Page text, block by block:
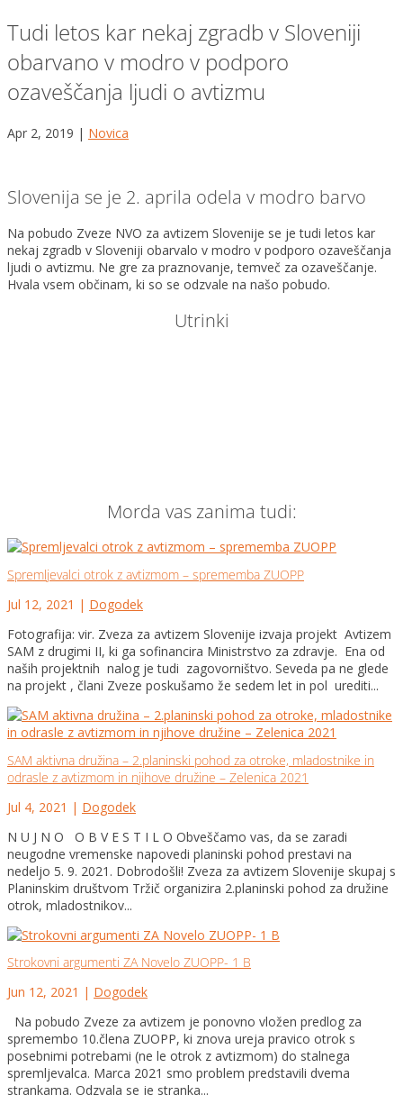
Tudi letos kar nekaj zgradb v Sloveniji
obarvano v modro v podporo
ozaveščanja ljudi o avtizmu
Apr 2, 2019 | Novica
Slovenija se je 2. aprila odela v modro barvo
Na pobudo Zveze NVO za avtizem Slovenije se je tudi letos kar
nekaj zgradb v Sloveniji obarvalo v modro v podporo ozaveščanja
ljudi o avtizmu. Ne gre za praznovanje, temveč za ozaveščanje.
Hvala vsem občinam, ki so se odzvale na našo pobudo.
Utrinki
Morda vas zanima tudi:
Spremljevalci otrok z avtizmom – sprememba ZUOPP
Jul 12, 2021 | Dogodek
Fotografija: vir. Zveza za avtizem Slovenije izvaja projekt Avtizem
SAM z drugimi II, ki ga sofinancira Ministrstvo za zdravje. Ena od
naših projektnih nalog je tudi zagovorništvo. Seveda pa ne glede
na projekt , člani Zveze poskušamo že sedem let in pol urediti...
SAM aktivna družina – 2.planinski pohod za otroke, mladostnike in
odrasle z avtizmom in njihove družine – Zelenica 2021
Jul 4, 2021 | Dogodek
N U J N O O B V E S T I L O Obveščamo vas, da se zaradi
neugodne vremenske napovedi planinski pohod prestavi na
nedeljo 5. 9. 2021. Dobrodošli! Zveza za avtizem Slovenije skupaj s
Planinskim društvom Tržič organizira 2.planinski pohod za družine
otrok, mladostnikov...
Strokovni argumenti ZA Novelo ZUOPP- 1 B
Jun 12, 2021 | Dogodek
Na pobudo Zveze za avtizem je ponovno vložen predlog za
spremembo 10.člena ZUOPP, ki znova ureja pravico otrok s
posebnimi potrebami (ne le otrok z avtizmom) do stalnega
spremljevalca. Marca 2021 smo problem predstavili dvema
strankama. Odzvala se je stranka...